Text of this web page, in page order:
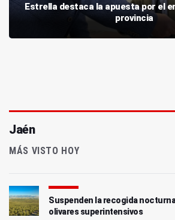
Estrella destaca la apuesta por el
provincia
Jaén
MÁS VISTO HOY
Suspenden la recogida
olivares superintensivos